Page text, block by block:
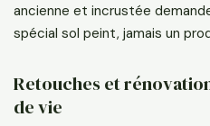
ancienne et incrustée
spécial sol peint, jamais un
Retouches et
de vie